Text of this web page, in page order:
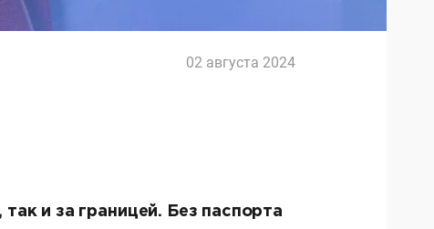
02 августа 2024
и за границей. Без паспорта